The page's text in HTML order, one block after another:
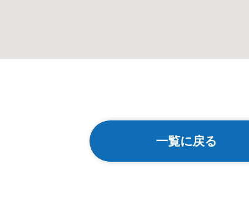
一覧に戻る